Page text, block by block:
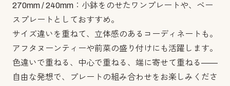
270mm / 240mm：小鉢をのせたワンプレートや、ベー
スプレートとしておすすめ。
サイズ違いを重ねて、立体感のあるコーディネートも。
アフタヌーンティーや前菜の盛り付けにも活躍します。
色違いで重ねる、中心で重ねる、端に寄せて重ねる――
自由な発想で、プレートの組み合わせをお楽しみくださ